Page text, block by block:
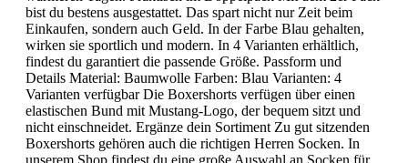
bist du bestens ausgestattet. Das spart nicht nur Zeit beim
Einkaufen, sondern auch Geld. In der Farbe Blau gehalten,
wirken sie sportlich und modern. In 4 Varianten erhältlich,
findest du garantiert die passende Größe. Passform und
Details Material: Baumwolle Farben: Blau Varianten: 4
Varianten verfügbar Die Boxershorts verfügen über einen
elastischen Bund mit Mustang-Logo, der bequem sitzt und
nicht einschneidet. Ergänze dein Sortiment Zu gut sitzenden
Boxershorts gehören auch die richtigen Herren Socken. In
unserem Shop findest du eine große Auswahl an Socken für